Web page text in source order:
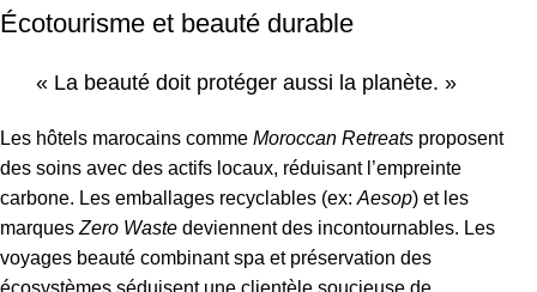
Écotourisme et beauté durable
« La beauté doit protéger aussi la planète. »
Les hôtels marocains comme Moroccan Retreats proposent
des soins avec des actifs locaux, réduisant l’empreinte
carbone. Les emballages recyclables (ex: Aesop) et les
marques Zero Waste deviennent des incontournables. Les
voyages beauté combinant spa et préservation des
écosystèmes séduisent une clientèle soucieuse de